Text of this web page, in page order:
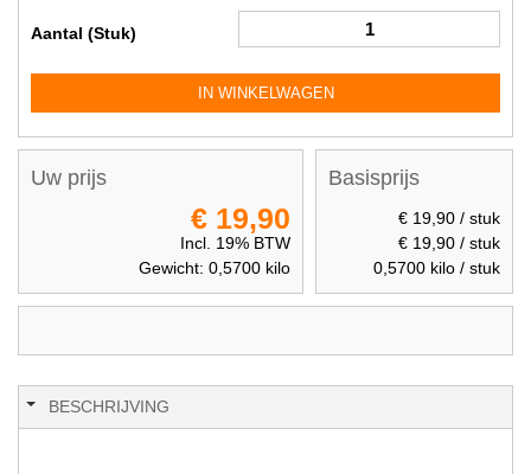
Aantal (Stuk)
IN WINKELWAGEN
Basisprijs
€ 19,90/ stuk
€ 19,90/ stuk
0,5700 kilo / stuk
Uw prijs
€ 19,90
Incl. 19% BTW
Gewicht: 0,5700kilo
BESCHRIJVING